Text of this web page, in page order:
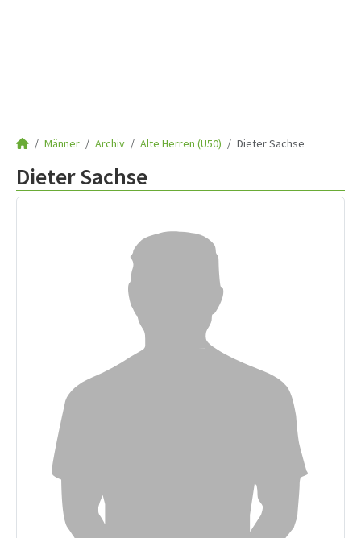
Männer Archiv Alte Herren (Ü50) Dieter Sachse
Dieter Sachse